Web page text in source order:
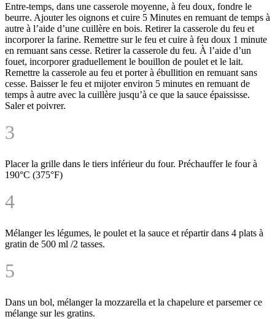
Entre-temps, dans une casserole moyenne, à feu doux, fondre le
beurre. Ajouter les oignons et cuire 5 Minutes en remuant de temps à
autre à l’aide d’une cuillère en bois. Retirer la casserole du feu et
incorporer la farine. Remettre sur le feu et cuire à feu doux 1 minute
en remuant sans cesse. Retirer la casserole du feu. À l’aide d’un
fouet, incorporer graduellement le bouillon de poulet et le lait.
Remettre la casserole au feu et porter à ébullition en remuant sans
cesse. Baisser le feu et mijoter environ 5 minutes en remuant de
temps à autre avec la cuillère jusqu’à ce que la sauce épaississe.
Saler et poivrer.
3
Placer la grille dans le tiers inférieur du four. Préchauffer le four à
190°C (375°F)
4
Mélanger les légumes, le poulet et la sauce et répartir dans 4 plats à
gratin de 500 ml /2 tasses.
5
Dans un bol, mélanger la mozzarella et la chapelure et parsemer ce
mélange sur les gratins.